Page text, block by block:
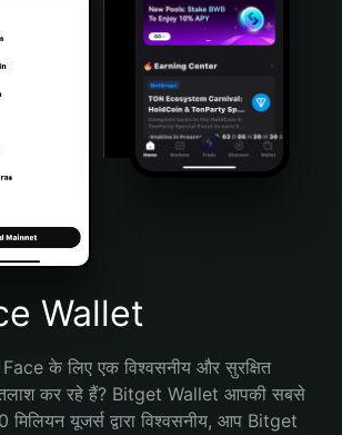
Wallet
के लिए एक विश्वसनीय और सुरक्षित
तलाश कर रहे हैं? Bitget Wallet आपकी सबसे
मिलियन यूजर्स द्वारा विश्वसनीय, आप Bitget